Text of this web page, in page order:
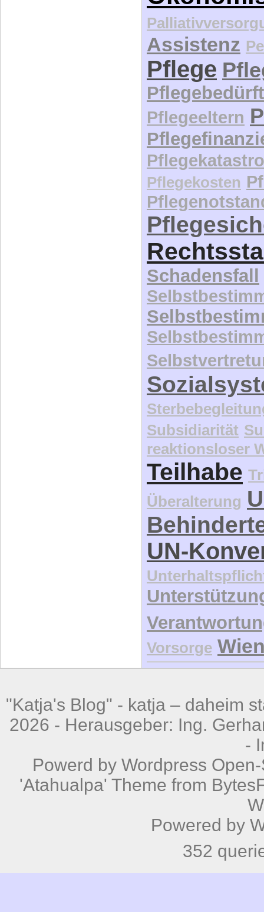
Pflegeeltern
Pflegekosten
Schadensfall
Subsidiarität
reaktionsloser
Teilhabe
Überalterung
UN-
Vorsorge
katja – daheim
2026 - Herausgeber: Ing.
-
'Atahualpa' Theme from
Powered by
352